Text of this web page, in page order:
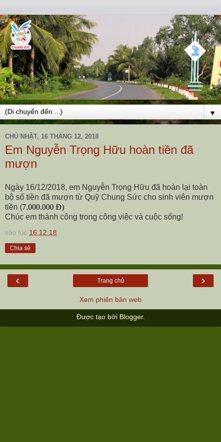
▼
CHỦ NHẬT, 16 THÁNG 12, 2018
Em Nguyễn Trọng Hữu hoàn tiền đã
mượn
Ngày 16/12/2018, em Nguyễn Trọng Hữu đã hoàn lại toàn
bộ số tiền đã mượn từ Quỹ Chung Sức cho sinh viên mượn
tiền (7.000.000 Đ)
Chúc em thành công trong công việc và cuộc sống!
vào lúc 16.12.18
Chia sẻ
‹ ›
Trang chủ
Xem phiên bản web
Được tạo bởi Blogger.